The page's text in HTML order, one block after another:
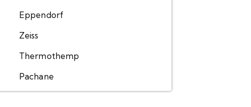
Eppendorf
Zeiss
Thermothemp
Pachane